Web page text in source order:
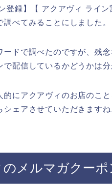
登録】【 アクアヴィ ライ
べてみることにしました。
ードで調べたのですが、残
で配信しているかどうかは分
的にアクアヴィのお店のこ
シェアさせていただきますね
メルマガクーポ